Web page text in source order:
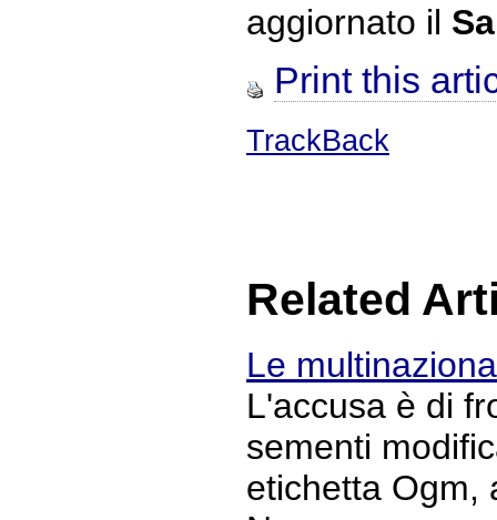
aggiornato il
Print this
TrackBack
Related
Le
L'accusa è di
sementi
etichetta Ogm,